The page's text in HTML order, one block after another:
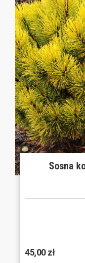
Sosna
45,00 zł